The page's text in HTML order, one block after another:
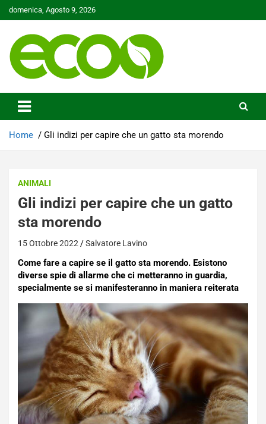
Skip
to
domenica, Agosto 9, 2026
Ecoo.it
Home Gli indizi per capire che un gatto sta morendo
ANIMALI
Gli indizi per capire che un gatto
sta morendo
15 Ottobre 2022 Salvatore Lavino
Come fare a capire se il gatto sta morendo. Esistono
diverse spie di allarme che ci metteranno in guardia,
specialmente se si manifesteranno in maniera reiterata